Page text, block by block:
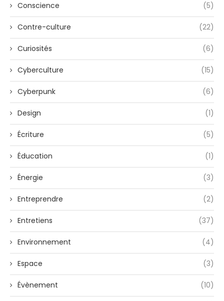
Conscience (5)
Contre-culture (22)
Curiosités (6)
Cyberculture (15)
Cyberpunk (6)
Design (1)
Écriture (5)
Éducation (1)
Énergie (3)
Entreprendre (2)
Entretiens (37)
Environnement (4)
Espace (3)
Évènement (10)